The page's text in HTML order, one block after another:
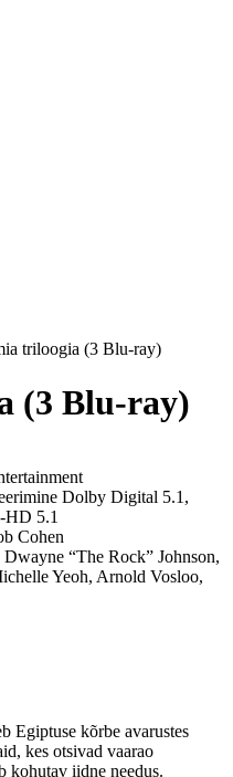
triloogia (3 Blu-ray)
(3 Blu-ray)
Dolby Digital 5.1,
HD 5.1
Cohen
“The Rock” Johnson,
Yeoh, Arnold Vosloo,
Egiptuse kõrbe avarustes
kes otsivad vaarao
kohutav iidne needus.